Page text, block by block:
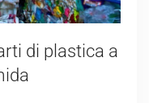
di plastica a